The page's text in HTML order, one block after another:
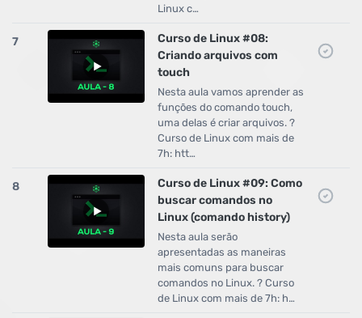
Linux c…
7
Curso de Linux #08:
Criando arquivos com
touch
Nesta aula vamos aprender as
funções do comando touch,
uma delas é criar arquivos. ?
Curso de Linux com mais de
7h: htt…
8
Curso de Linux #09: Como
buscar comandos no
Linux (comando history)
Nesta aula serão
apresentadas as maneiras
mais comuns para buscar
comandos no Linux. ? Curso
de Linux com mais de 7h: h…